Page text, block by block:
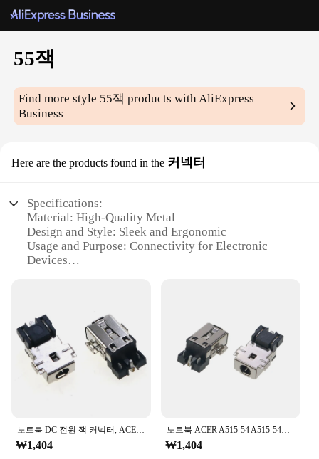
55잭
Find more style 55잭 products with AliExpress
Business
Here are the products found in the 커넥터
Specifications:
Material: High-Quality Metal
Design and Style: Sleek and Ergonomic
Usage and Purpose: Connectivity for Electronic
Devices
and Suppliers
Features:
**Reliable Connectivity for Your Electronic
Devices**
connectors are designed to withstand the rigors of
daily use, making them a reliable choice for both
노트북 DC 전원 잭 커넥터, ACER A515-54 A515-54G A515-55 A315-55G A315-55KG A315-23 A314-22 N18Q13 N20Q1 EX21553 S50-51
₩1,404
노트북 ACER A515-54 A515-54G A515-55 A315-55G A315-55KG A315-23 A314-22 N18Q13 N20Q1 EX21553 S50-51
₩1,404